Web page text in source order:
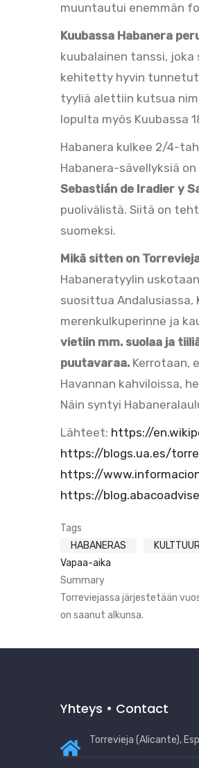
muuntautui enemmän
Kuubassa Habanera
kuubalainen tanssi,
kehitetty hyvin tunnetut
tyyliä alettiin kutsua
lopulta myös Kuubassa
Habanera kulkee 2/4-
Habanera-sävellyksiä on
Sebastián de Iradier y
puolivälistä. Siitä on
suomeksi.
Mikä sitten on
Habaneratyylin
suosittua Andalusiassa,
merenkulkuperinne ja
vietiin mm. suolaa ja
puutavaraa. Kerrotaan,
Havannan kahviloissa,
Näin syntyi
Lähteet: https://
https://blogs.ua.es/
https://
https://
Tags
HABANERAS
Vapaa-aika
Summary
Torreviejassa järjestetään
on saanut alkunsa.
Yhteys • Contact
Torrevieja (Alicante),